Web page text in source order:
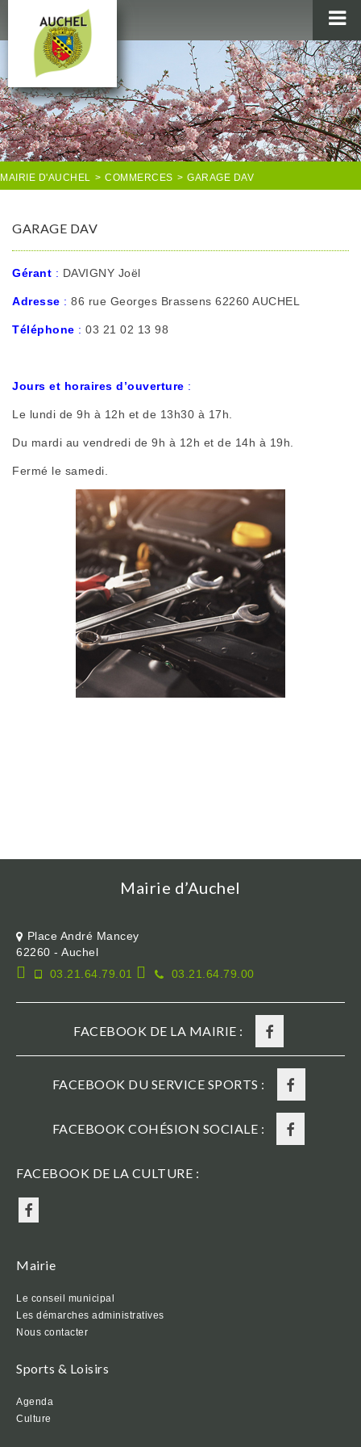
MAIRIE
AU QUOTIDIEN
AGENDA & LOISIRS
AUCHEL EN IMAGES
MAIRIE D'AUCHEL > COMMERCES > GARAGE DAV
GARAGE DAV
Gérant : DAVIGNY Joël
Adresse : 86 rue Georges Brassens 62260 AUCHEL
Téléphone : 03 21 02 13 98
Jours et horaires d’ouverture :
Le lundi de 9h à 12h et de 13h30 à 17h.
Du mardi au vendredi de 9h à 12h et de 14h à 19h.
Fermé le samedi.
Mairie d’Auchel
Place André Mancey
62260 - Auchel
03.21.64.79.01
03.21.64.79.00
FACEBOOK DE LA MAIRIE :
FACEBOOK DU SERVICE SPORTS :
FACEBOOK COHÉSION SOCIALE :
FACEBOOK DE LA CULTURE :
Mairie
Le conseil municipal
Les démarches administratives
Nous contacter
Sports & Loisirs
Agenda
Culture